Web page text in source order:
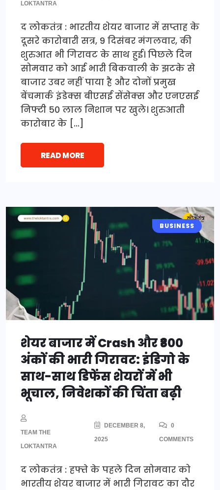
LOKTANTRA
द लोकतंत्र : भारतीय शेयर बाजार में सप्ताह के
दूसरे कारोबारी सत्र, 9 दिसंबर मंगलवार, की
शुरुआत भी गिरावट के साथ हुई। पिछले दिन
सोमवार को आई भारी बिकवाली के झटके से
बाजार उबर नहीं पाया है और दोनों प्रमुख
बेंचमार्क इंडेक्स बीएसई सेंसेक्स और एनएसई
निफ्टी 50 लाल निशान पर खुले। शुरुआती
कारोबार के […]
READ MORE
BUSINESS
शेयर बाजार में Crash और ₹800
अंकों की भारी गिरावट: इंडिगो के
साथ-साथ डिफेंस शेयरों में भी
भूचाल, निवेशकों की चिंता बढ़ी
TEAM THE
LOKTANTRA
DECEMBER 8,
2025
0
COMMENTS
द लोकतंत्र : हफ्ते के पहले दिन सोमवार को
भारतीय शेयर बाजार में भारी गिरावट का दौर